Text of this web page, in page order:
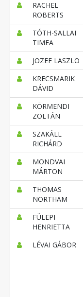
RACHEL
ROBERTS
TÓTH-SALLAI
TIMEA
JOZEF LASZLO
KRECSMARIK
DÁVID
KÖRMENDI
ZOLTÁN
SZAKÁLL
RICHÁRD
MONDVAI
MÁRTON
THOMAS
NORTHAM
FÜLEPI
HENRIETTA
LÉVAI GÁBOR